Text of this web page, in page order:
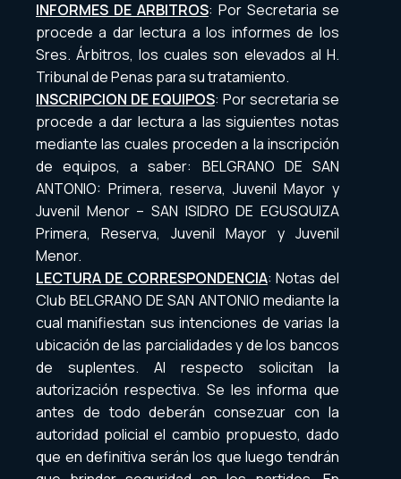
INFORMES DE ARBITROS: Por Secretaria se
procede a dar lectura a los informes de los
Sres. Árbitros, los cuales son elevados al H.
Tribunal de Penas para su tratamiento.
INSCRIPCION DE EQUIPOS: Por secretaria se
procede a dar lectura a las siguientes notas
mediante las cuales proceden a la inscripción
de equipos, a saber: BELGRANO DE SAN
ANTONIO: Primera, reserva, Juvenil Mayor y
Juvenil Menor – SAN ISIDRO DE EGUSQUIZA
Primera, Reserva, Juvenil Mayor y Juvenil
Menor.
LECTURA DE CORRESPONDENCIA: Notas del
Club BELGRANO DE SAN ANTONIO mediante la
cual manifiestan sus intenciones de varias la
ubicación de las parcialidades y de los bancos
de suplentes. Al respecto solicitan la
autorización respectiva. Se les informa que
antes de todo deberán consezuar con la
autoridad policial el cambio propuesto, dado
que en definitiva serán los que luego tendrán